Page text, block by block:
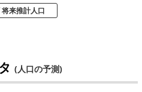
来推計人口
(人口の予測)